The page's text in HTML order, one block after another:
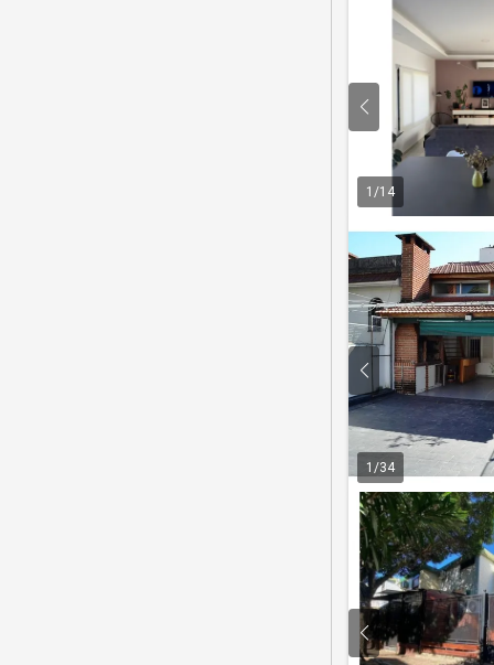
1 /14
1 /34